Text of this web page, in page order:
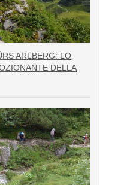
ARLBERG: LO
DELLA